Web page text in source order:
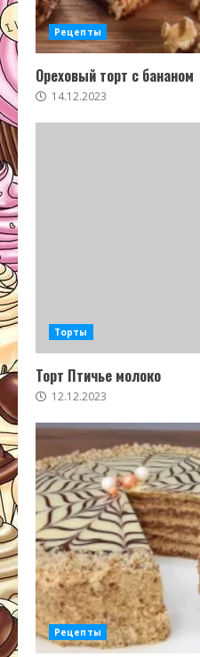
Рецепты
Ореховый торт с бананом
14.12.2023
Торты
Торт Птичье молоко
12.12.2023
Рецепты